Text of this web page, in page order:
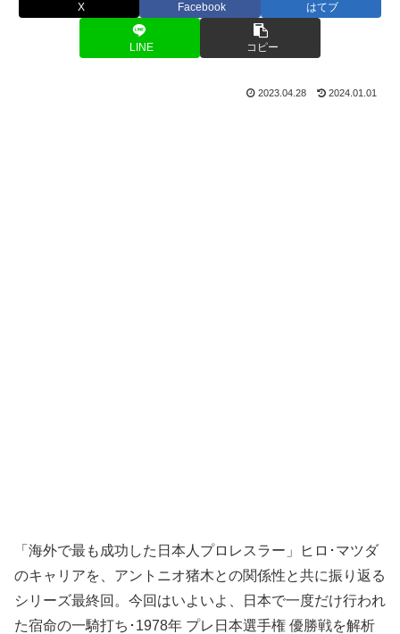
X Facebook はてブ
LINE コピー
2023.04.28 2024.01.01
「海外で最も成功した日本人プロレスラー」ヒロ･マツダ
のキャリアを、アントニオ猪木との関係性と共に振り返る
シリーズ最終回。今回はいよいよ、日本で一度だけ行われ
た宿命の一騎打ち･1978年 プレ日本選手権 優勝戦を解析